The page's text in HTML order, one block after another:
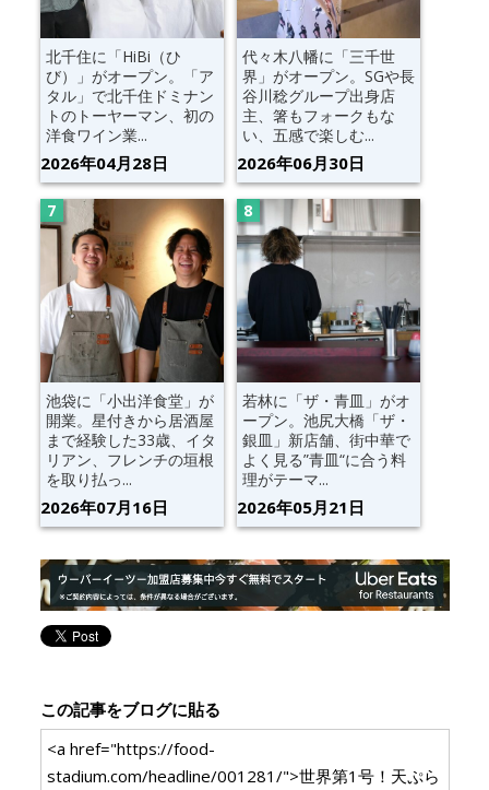
北千住に「HiBi（ひ
び）」がオープン。「ア
タル」で北千住ドミナン
トのトーヤーマン、初の
洋食ワイン業...
2026年04月28日
代々木八幡に「三千世
界」がオープン。SGや長
谷川稔グループ出身店
主、箸もフォークもな
い、五感で楽しむ...
2026年06月30日
池袋に「小出洋食堂」が
開業。星付きから居酒屋
まで経験した33歳、イタ
リアン、フレンチの垣根
を取り払っ...
2026年07月16日
若林に「ザ・青皿」がオ
ープン。池尻大橋「ザ・
銀皿」新店舗、街中華で
よく見る”青皿“に合う料
理がテーマ...
2026年05月21日
この記事をブログに貼る
<a href="https://food-
stadium.com/headline/001281/">世界第1号！天ぷら